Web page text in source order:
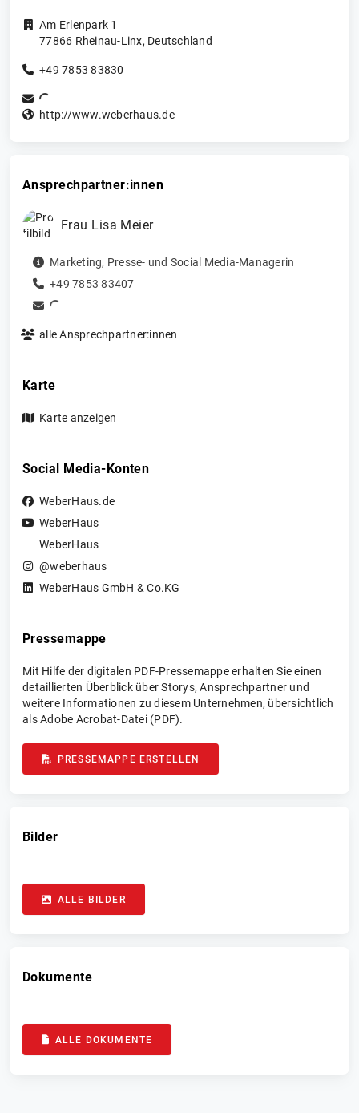
Am Erlenpark 1
77866 Rheinau-Linx, Deutschland
+49 7853 83830
http://www.weberhaus.de
Ansprechpartner:innen
Frau Lisa Meier
Marketing, Presse- und Social Media-Managerin
+49 7853 83407
alle Ansprechpartner:innen
Karte
Karte anzeigen
Social Media-Konten
WeberHaus.de
WeberHaus
WeberHaus
@weberhaus
WeberHaus GmbH & Co.KG
Pressemappe
Mit Hilfe der digitalen PDF-Pressemappe erhalten Sie einen
detaillierten Überblick über Storys, Ansprechpartner und
weitere Informationen zu diesem Unternehmen, übersichtlich
als Adobe Acrobat-Datei (PDF).
PRESSEMAPPE ERSTELLEN
Bilder
ALLE BILDER
Dokumente
ALLE DOKUMENTE